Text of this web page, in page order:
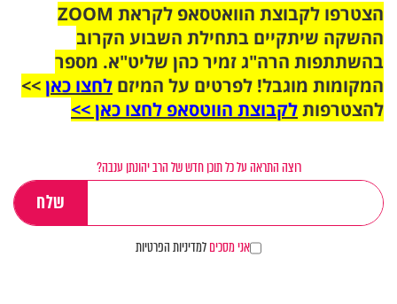
הצטרפו לקבוצת הוואטסאפ לקראת ZOOM
ההשקה שיתקיים בתחילת השבוע הקרוב
בהשתתפות הרה"ג זמיר כהן שליט"א. מספר
המקומות מוגבל! לפרטים על המיזם לחצו כאן>>
להצטרפותלקבוצת הווטסאפ לחצו כאן >>
רוצה התראה על כל תוכן חדש של הרב יהונתן ענבה?
אני מסכיםלמדיניות הפרטיות